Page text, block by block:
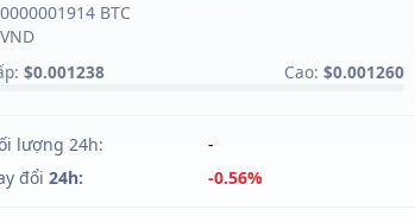
BTC
$0.001238 Cao: $0.001260
lượng 24h: -
đổi 24h: -0.56%